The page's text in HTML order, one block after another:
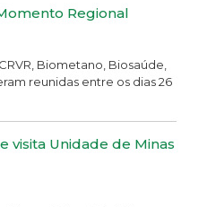
Regional
Biometano, Biosaúde,
reunidas entre os dias 26
visita Unidade de Minas